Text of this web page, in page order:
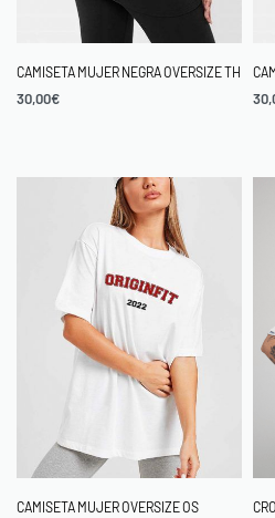
CAMISETA MUJER NEGRA OVERSIZE TH
30,00€
CAMISETA MUJER OVERSIZE OS